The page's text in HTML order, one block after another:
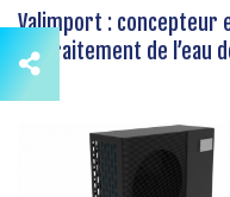
Valimport : concepteur
de traitement de l’eau